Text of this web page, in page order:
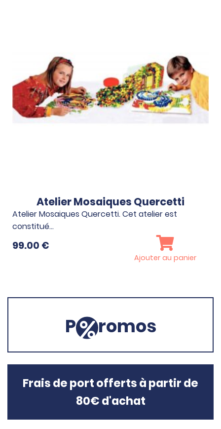
Atelier Mosaiques Quercetti
Atelier Mosaiques Quercetti. Cet atelier est
constitué…
99.00 €
Ajouter au panier
P romos
Frais de port offerts à partir de
80€ d'achat